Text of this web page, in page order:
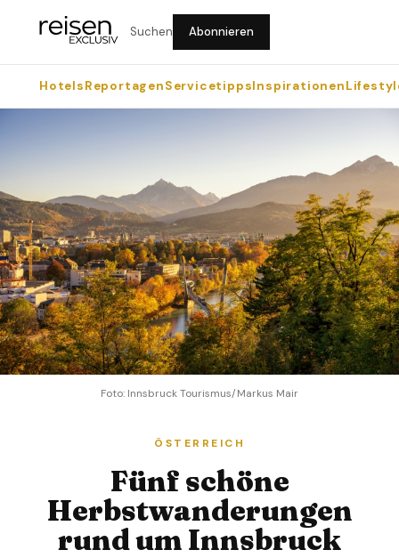
Suchen Abonnieren
HotelsReportagenServicetippsInspirationen
Foto: Innsbruck Tourismus/Markus Mair
ÖSTERREICH
Fünf schöne
Herbstwanderungen
rund um Innsbruck